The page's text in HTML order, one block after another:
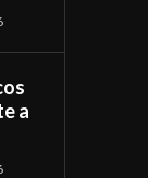
a